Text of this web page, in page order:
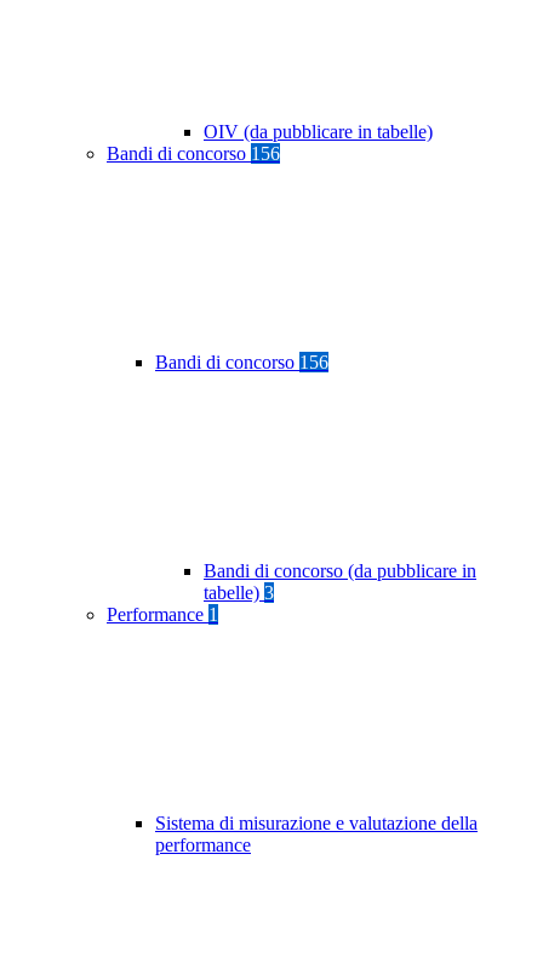
OIV (da pubblicare in tabelle)
Bandi di concorso 156
Bandi di concorso 156
Bandi di concorso (da pubblicare in
tabelle) 3
Performance 1
Sistema di misurazione e valutazione della
performance